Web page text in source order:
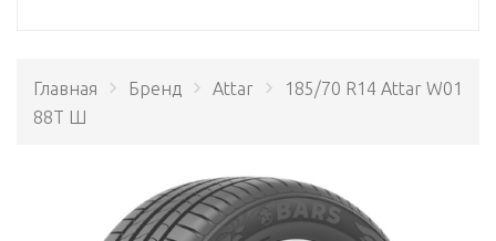
Главная Бренд Attar
185/70 R14 Attar W01
88T Ш